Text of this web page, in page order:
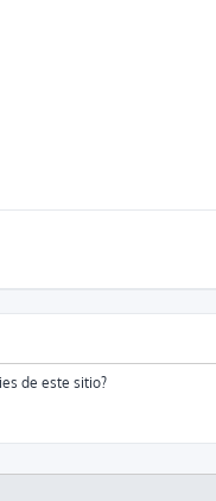
de este sitio?